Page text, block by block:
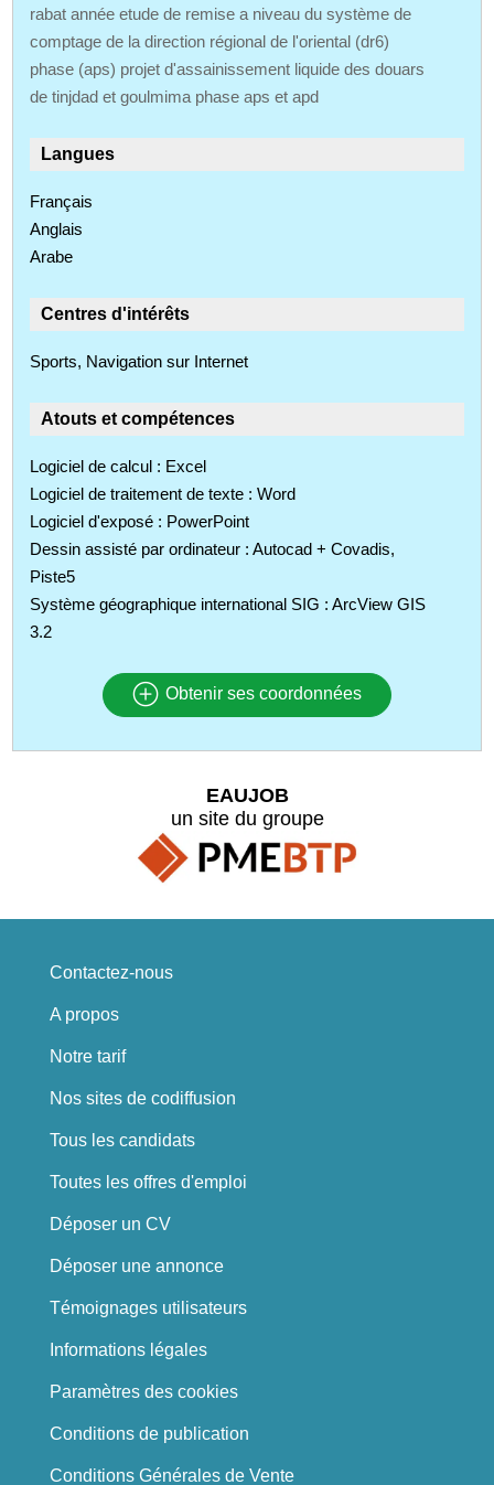
rabat année etude de remise a niveau du système de
comptage de la direction régional de l'oriental (dr6)
phase (aps) projet d'assainissement liquide des douars
de tinjdad et goulmima phase aps et apd
Langues
Français
Anglais
Arabe
Centres d'intérêts
Sports, Navigation sur Internet
Atouts et compétences
Logiciel de calcul : Excel
Logiciel de traitement de texte : Word
Logiciel d'exposé : PowerPoint
Dessin assisté par ordinateur : Autocad + Covadis,
Piste5
Système géographique international SIG : ArcView GIS
3.2
Obtenir ses coordonnées
EAUJOB
un site du groupe
Contactez-nous
A propos
Notre tarif
Nos sites de codiffusion
Tous les candidats
Toutes les offres d'emploi
Déposer un CV
Déposer une annonce
Témoignages utilisateurs
Informations légales
Paramètres des cookies
Conditions de publication
Conditions Générales de Vente